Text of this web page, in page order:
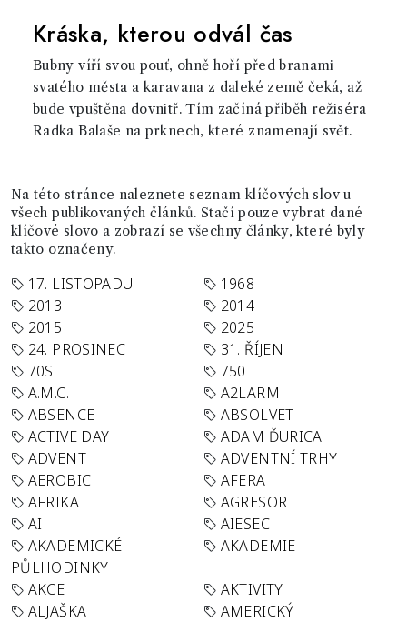
Kráska, kterou odvál čas
Bubny víří svou pouť, ohně hoří před branami
svatého města a karavana z daleké země čeká, až
bude vpuštěna dovnitř. Tím začíná příběh režiséra
Radka Balaše na prknech, které znamenají svět.
Na této stránce naleznete seznam klíčových slov u
všech publikovaných článků. Stačí pouze vybrat dané
klíčové slovo a zobrazí se všechny články, které byly
takto označeny.
17. LISTOPADU
1968
2013
2014
2015
2025
24. PROSINEC
31. ŘÍJEN
70S
750
A.M.C.
A2LARM
ABSENCE
ABSOLVET
ACTIVE DAY
ADAM ĎURICA
ADVENT
ADVENTNÍ TRHY
AEROBIC
AFERA
AFRIKA
AGRESOR
AI
AIESEC
AKADEMICKÉ
PŮLHODINKY
AKADEMIE
AKCE
AKTIVITY
ALJAŠKA
AMERICKÝ